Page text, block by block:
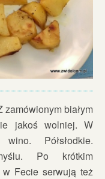
białym
jakoś wolniej. W
Półsłodkie.
Po krótkim
Fecie serwują też